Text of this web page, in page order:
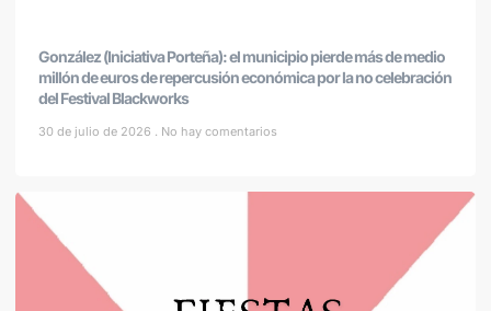
González (Iniciativa Porteña): el municipio pierde más de medio
millón de euros de repercusión económica por la no celebración
del Festival Blackworks
30 de julio de 2026 No hay comentarios